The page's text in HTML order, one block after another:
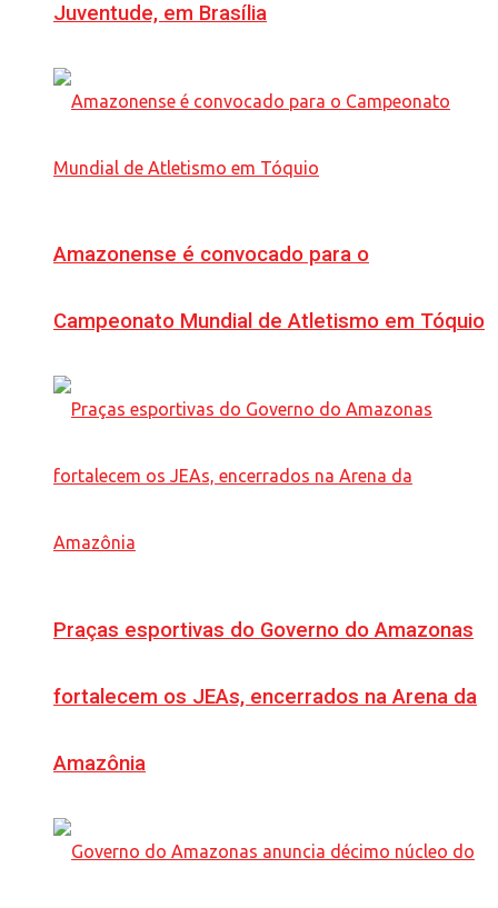
Juventude, em Brasília
Amazonense é convocado para o
Campeonato Mundial de Atletismo em Tóquio
Praças esportivas do Governo do Amazonas
fortalecem os JEAs, encerrados na Arena da
Amazônia